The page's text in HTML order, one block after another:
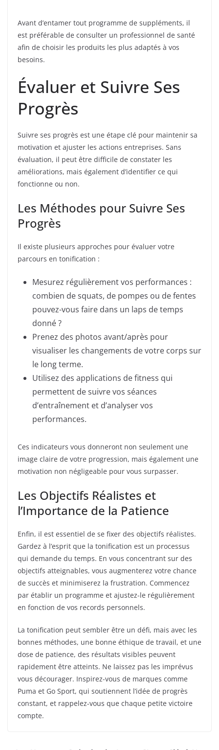
Avant d’entamer tout programme de suppléments, il
est préférable de consulter un professionnel de santé
afin de choisir les produits les plus adaptés à vos
besoins.
Évaluer et Suivre Ses
Progrès
Suivre ses progrès est une étape clé pour maintenir sa
motivation et ajuster les actions entreprises. Sans
évaluation, il peut être difficile de constater les
améliorations, mais également d’identifier ce qui
fonctionne ou non.
Les Méthodes pour Suivre Ses
Progrès
Il existe plusieurs approches pour évaluer votre
parcours en tonification :
Mesurez régulièrement vos performances :
combien de squats, de pompes ou de fentes
pouvez-vous faire dans un laps de temps
donné ?
Prenez des photos avant/après pour
visualiser les changements de votre corps sur
le long terme.
Utilisez des applications de fitness qui
permettent de suivre vos séances
d’entraînement et d’analyser vos
performances.
Ces indicateurs vous donneront non seulement une
image claire de votre progression, mais également une
motivation non négligeable pour vous surpasser.
Les Objectifs Réalistes et
l’Importance de la Patience
Enfin, il est essentiel de se fixer des objectifs réalistes.
Gardez à l’esprit que la tonification est un processus
qui demande du temps. En vous concentrant sur des
objectifs atteignables, vous augmenterez votre chance
de succès et minimiserez la frustration. Commencez
par établir un programme et ajustez-le régulièrement
en fonction de vos records personnels.
La tonification peut sembler être un défi, mais avec les
bonnes méthodes, une bonne éthique de travail, et une
dose de patience, des résultats visibles peuvent
rapidement être atteints. Ne laissez pas les imprévus
vous décourager. Inspirez-vous de marques comme
Puma et Go Sport, qui soutiennent l’idée de progrès
constant, et rappelez-vous que chaque petite victoire
compte.